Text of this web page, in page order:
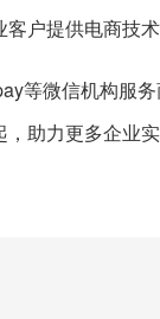
户提供电商
微信机构服
助力更多企业实